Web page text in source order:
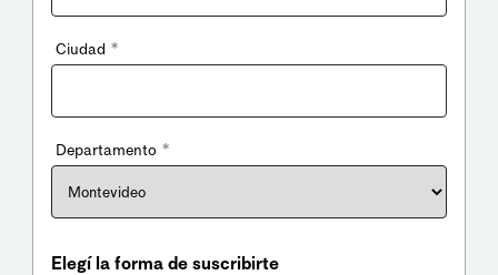
Ciudad *
Departamento *
Elegí la forma de suscribirte